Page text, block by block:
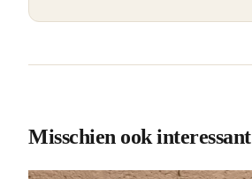
Misschien ook interessant